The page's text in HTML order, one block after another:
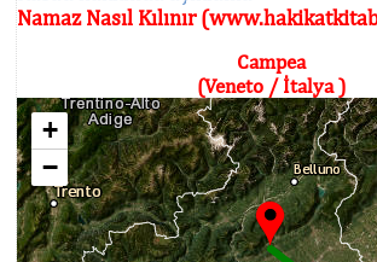
Namaz Nasıl Kılınır
Campea
(Veneto / İtalya )
+
−